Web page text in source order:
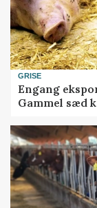
GRISE
Engang
Gammel sæd